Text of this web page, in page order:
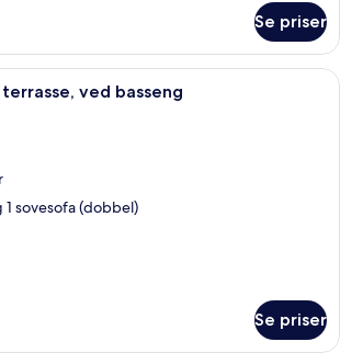
Se priser
Leilighet – deluxe, terrasse, ved
ved basseng
1 sovesofa (dobbel)
Se priser